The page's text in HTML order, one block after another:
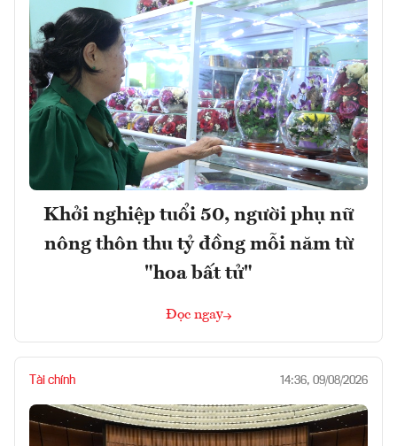
Khởi nghiệp tuổi 50, người phụ nữ
nông thôn thu tỷ đồng mỗi năm từ
"hoa bất tử"
Đọc ngay
Tài chính 14:36, 09/08/2026